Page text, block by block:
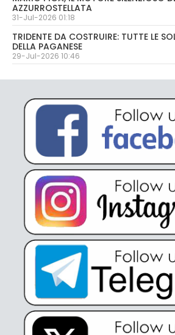
AZZURROSTELLATA
31-Jul-2026 01:18
TRIDENTE DA COSTRUIRE: TUTTE LE
DELLA PAGANESE
29-Jul-2026 10:46